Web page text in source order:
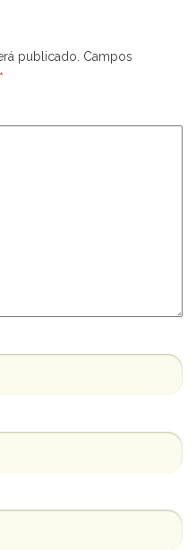
publicado. Campos
*